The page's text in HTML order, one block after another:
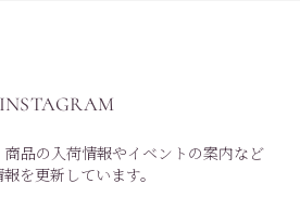
INSTAGRAM
商品の入荷情報やイベントの案内など
を更新しています。